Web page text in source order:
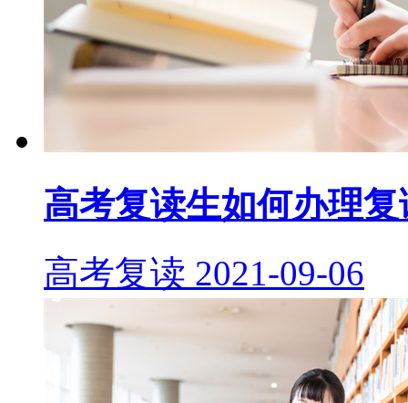
高考复读生如何办理复
高考复读 2021-09-06